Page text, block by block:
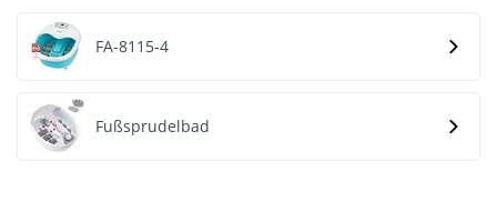
FA-8115-4
Fußsprudelbad